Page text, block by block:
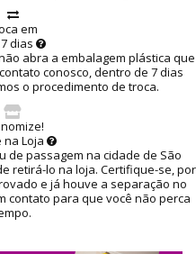
em
dias
abra a embalagem plástica que
conosco, dentro de 7 dias
o procedimento de troca.
na Loja
de passagem na cidade de São
retirá-lo na loja. Certifique-se, por
e já houve a separação no
contato para que você não perca